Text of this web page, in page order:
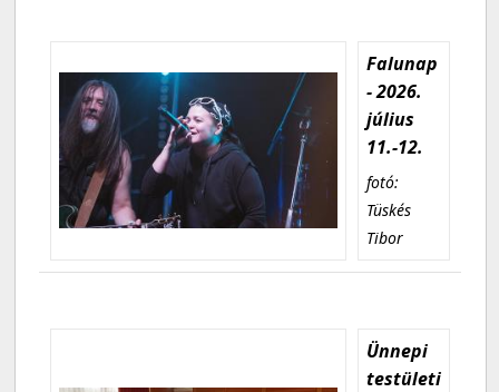
Falunap
- 2026.
július
11.-12.
fotó:
Tüskés
Tibor
Ünnepi
testületi